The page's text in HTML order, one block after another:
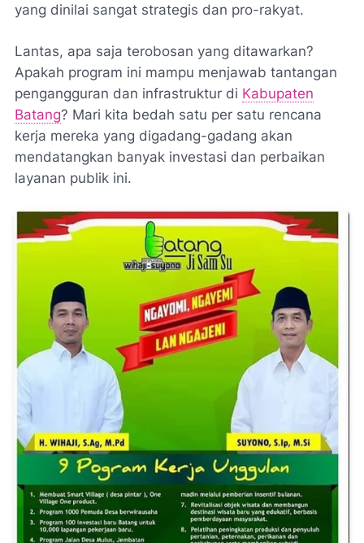
yang dinilai sangat strategis dan pro-rakyat.
Lantas, apa saja terobosan yang ditawarkan?
Apakah program ini mampu menjawab tantangan
pengangguran dan infrastruktur di Kabupaten
Batang? Mari kita bedah satu per satu rencana
kerja mereka yang digadang-gadang akan
mendatangkan banyak investasi dan perbaikan
layanan publik ini.